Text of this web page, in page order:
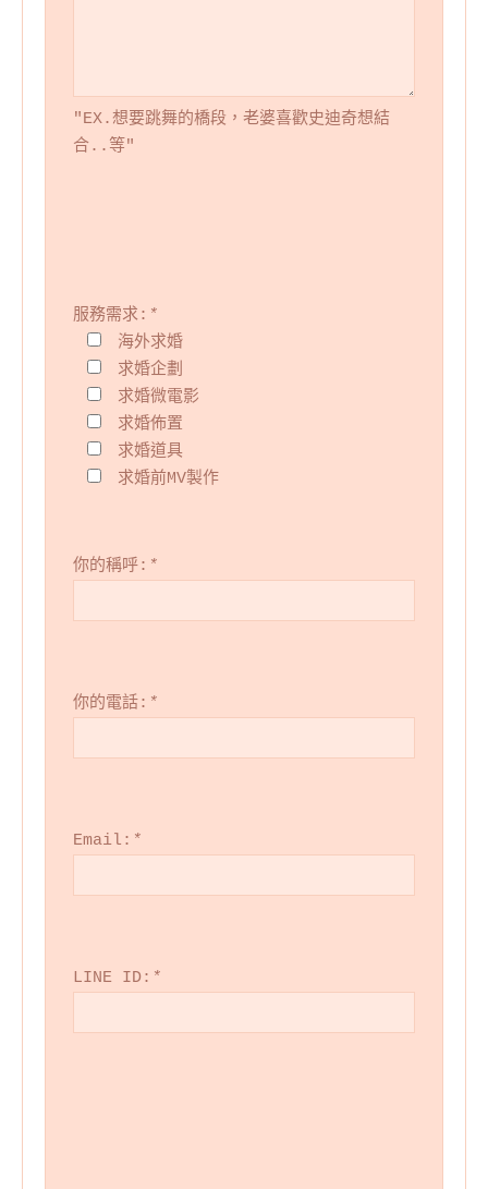
"EX.想要跳舞的橋段，老婆喜歡史迪奇想結
合..等"
服務需求: *
海外求婚
求婚企劃
求婚微電影
求婚佈置
求婚道具
求婚前MV製作
你的稱呼: *
你的電話: *
Email: *
LINE ID: *